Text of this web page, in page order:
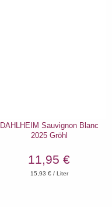
DAHLHEIM Sauvignon Blanc
2025 Gröhl
11,95 €
15,93 € / Liter